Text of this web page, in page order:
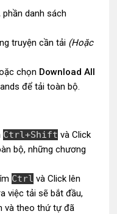
danh sách
truyện cần tải (Hoặc
chọn Download All
để tải toàn bộ.
Ctrl+Shift và Click
bộ, những chương
Ctrl và Click lên
việc tải sẽ bắt đầu,
và theo thứ tự đã